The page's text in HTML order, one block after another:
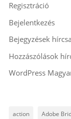
Regisztráció
Bejelentkezés
Bejegyzések
Hozzászólások
WordPress
action Adobe